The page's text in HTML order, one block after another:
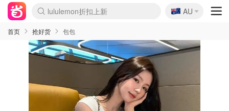
lululemon折扣上新
Sasa美妆护肤3.5折
SSENSE年中3折
FreshBeauty好价汇总
Cettire降价+叠9折
WWS Coles超市实拍
viagogo二手票捡漏
Myer超级周末1折
The Outnet奢牌1折起
David Jones 3折起
Flannels大牌1折
Perfumes Club护肤1折
AMIRO返校季6.2折
Amazon折扣汇总
eToro入金$200送$50
Amazon数码好物
ICONIC本周7.5折
ThedoubleF高奢地板价
Moose Knuckles 6折
丝芙兰5折起
EUFY官网3.7折起
Selenichast首饰2折
Trip机票酒店促销
YSL送5件彩妆礼
Amazon家居好物
Amazon美妆护肤
雅漾大喷$8
过敏原检测盒$33
伊索独家赠50ml沐浴露
科颜氏清仓3折
SEALIFE海洋馆门票6折
丝塔芙大白罐$16
订阅Newsletter送香薰
Cult Beauty 6.8折
Harrods圣诞日历2.3折
LN-CC奢牌私促3折
d'Alba空姐喷雾$16
EVE LOM套装逆天2折
Bernardelli独家4折
Adore Beauty 6折起
CT圣诞日历
Mytheresa奢品2.7折
Luxury Escapes 9折
Currentbody美容仪9折
MOON Garden Live
Roborock扫地机3.7折
Tingo Life水杯$24
Valentino官网5折
CR洗发护发6.3折
修丽可套装7.4折
Myer彩妆2件7折
GANNI官网4.5折
Stylevana韩妆4折
Tessabit高奢8.5折
OGX洗护4折
Amazon阿德莱德次日达
卡诗8.5折+赠礼
Philips Hue灯具8折
🇦🇺
AU
首页 抢好货 包包